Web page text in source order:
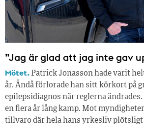
”Jag är glad att jag inte gav
Mötet. Patrick Jonasson hade varit
år. Ändå förlorade han sitt körkort på
epilepsidiagnos när reglerna
en flera år lång kamp. Mot
tillvaro där hela hans yrkesliv plötsligt